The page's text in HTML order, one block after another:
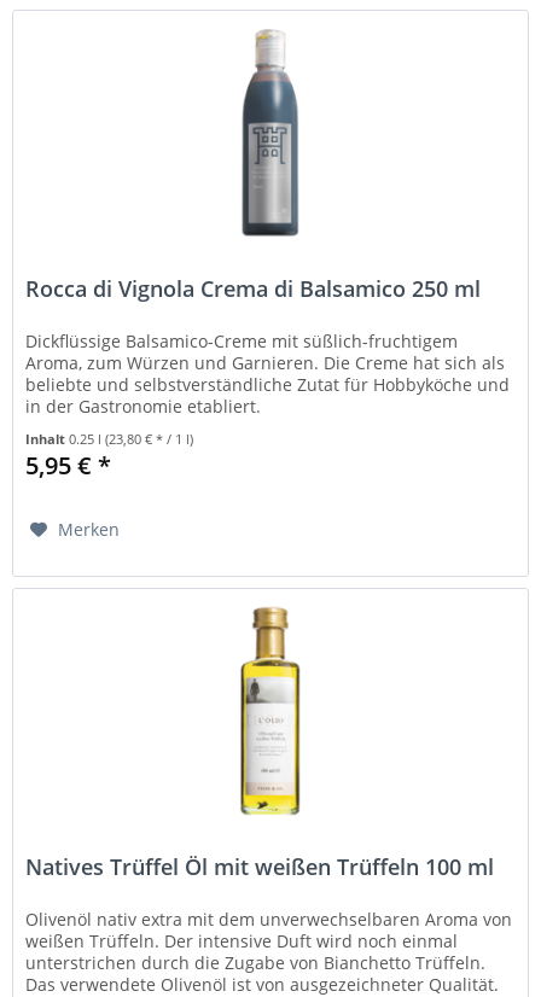
Rocca di Vignola Crema di Balsamico 250 ml
Dickflüssige Balsamico-Creme mit süßlich-fruchtigem
Aroma, zum Würzen und Garnieren. Die Creme hat sich als
beliebte und selbstverständliche Zutat für Hobbyköche und
in der Gastronomie etabliert.
Inhalt0.25 l(23,80 € * / 1 l)
5,95 € *
Merken
Natives Trüffel Öl mit weißen Trüffeln 100 ml
Olivenöl nativ extra mit dem unverwechselbaren Aroma von
weißen Trüffeln. Der intensive Duft wird noch einmal
unterstrichen durch die Zugabe von Bianchetto Trüffeln.
Das verwendete Olivenöl ist von ausgezeichneter Qualität.